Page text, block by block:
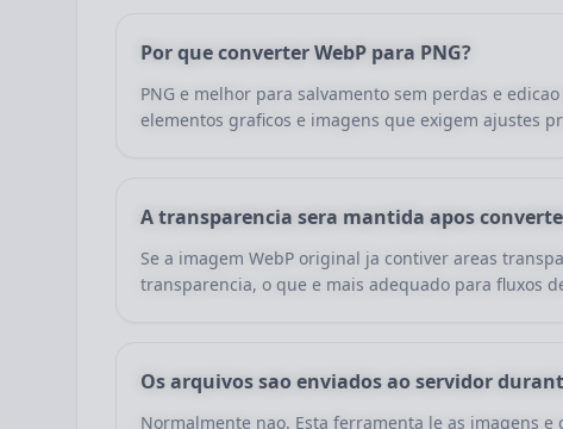
Por que converter WebP para PNG?
PNG e melhor para salvamento sem perdas e
elementos graficos e imagens que exigem ajustes
A transparencia sera mantida apos
Se a imagem WebP original ja contiver areas
transparencia, o que e mais adequado para fluxos
Os arquivos sao enviados ao servidor
Normalmente nao. Esta ferramenta le as imagens